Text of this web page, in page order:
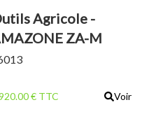
Agricole -
ZA-M
3000 LITRES
€ TTC Voir